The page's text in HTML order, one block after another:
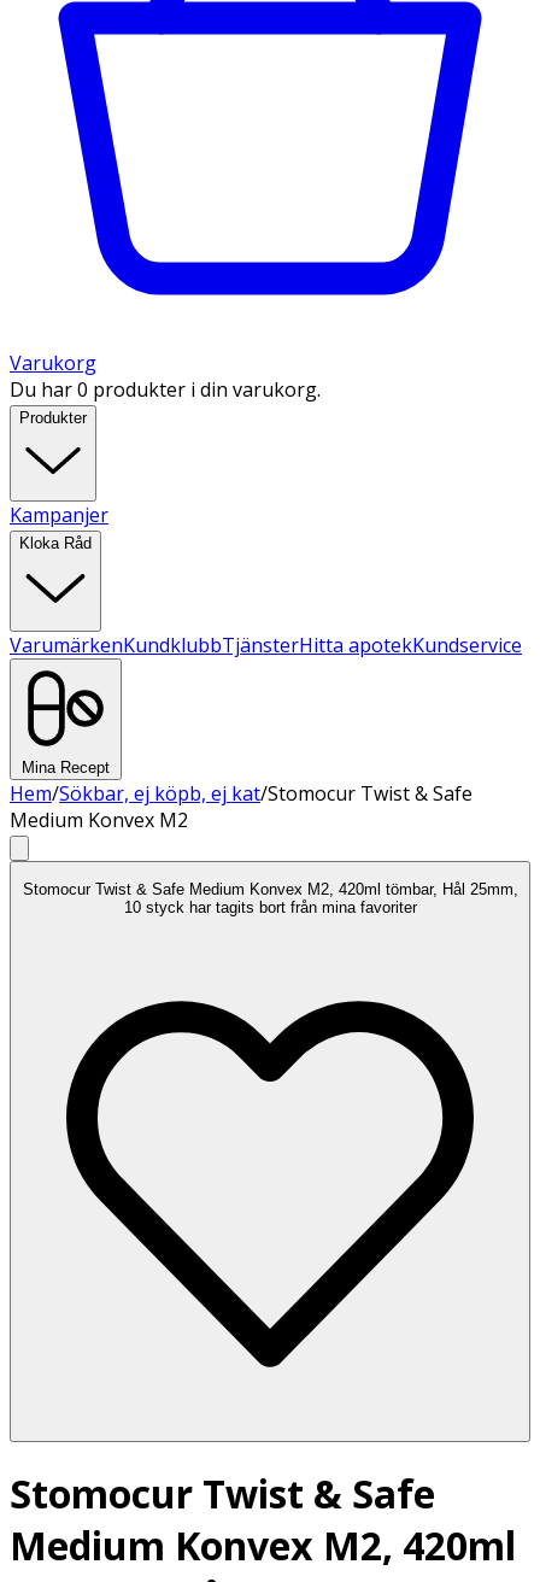
Varukorg
Du har 0 produkter i din varukorg.
Produkter
Kampanjer
Kloka Råd
VarumärkenKundklubbTjänsterHitta apotekKundservice
Mina Recept
Hem/Sökbar, ej köpb, ej kat/Stomocur Twist & Safe
Medium Konvex M2
Stomocur Twist & Safe Medium Konvex M2, 420ml tömbar, Hål 25mm,
10 styck har tagits bort från mina favoriter
Stomocur Twist & Safe
Medium Konvex M2, 420ml